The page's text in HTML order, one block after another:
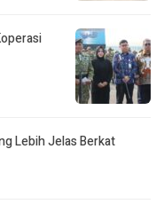
Lebih Jelas Berkat